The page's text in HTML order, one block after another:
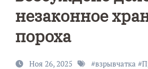
незаконное
пороха
Ноя 26, 2025 #взрывчатка #